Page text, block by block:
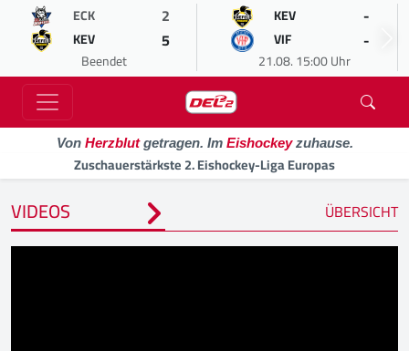
ECK 2
KEV 5
Beendet
KEV -
VIF -
21.08. 15:00 Uhr
Von Herzblutgetragen. Im Eishockeyzuhause.
Zuschauerstärkste 2. Eishockey-Liga Europas
VIDEOS ÜBERSICHT